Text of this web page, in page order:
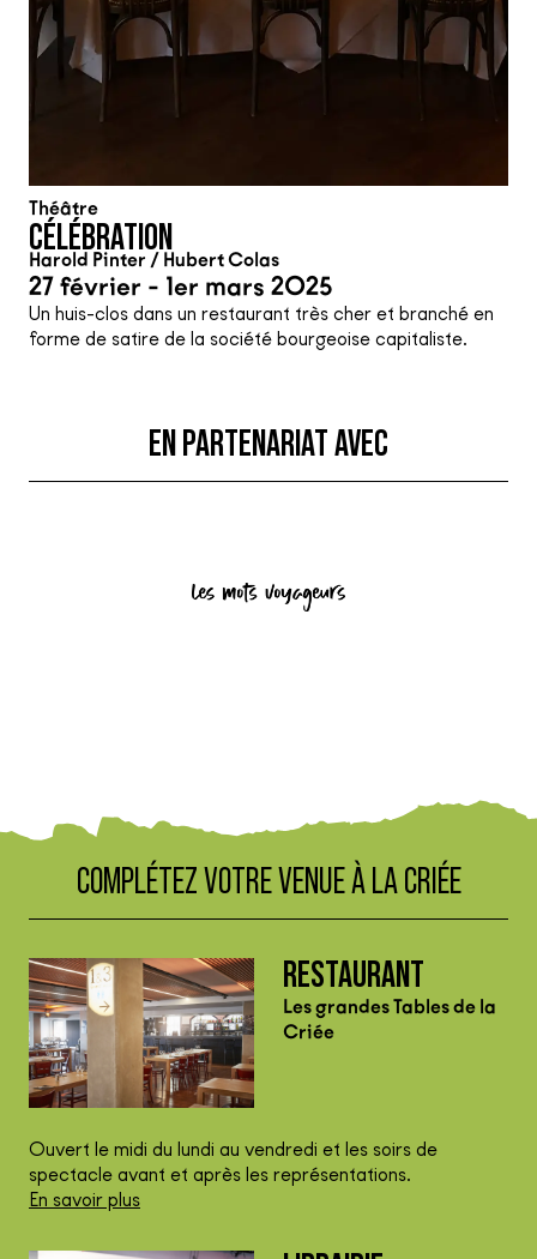
Théâtre
CÉLÉBRATION
Harold Pinter / Hubert Colas
27 février - 1er mars 2025
Un huis-clos dans un restaurant très cher et branché en
forme de satire de la société bourgeoise capitaliste.
EN PARTENARIAT AVEC
COMPLÉTEZ VOTRE VENUE À LA CRIÉE
RESTAURANT
Les grandes Tables de la
Criée
Ouvert le midi du lundi au vendredi et les soirs de
spectacle avant et après les représentations.
En savoir plus